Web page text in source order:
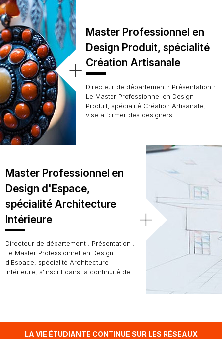
Master Professionnel en
Design Produit, spécialité
Création Artisanale
Directeur de département : Présentation :
Le Master Professionnel en Design
Produit, spécialité Création Artisanale,
vise à former des designers
+
Master Professionnel en
Design d'Espace,
spécialité Architecture
Intérieure
Directeur de département : Présentation :
Le Master Professionnel en Design
d'Espace, spécialité Architecture
Intérieure, s'inscrit dans la continuité de
+
LA VIE ÉTUDIANTE CONTINUE SUR LES RÉSEAUX